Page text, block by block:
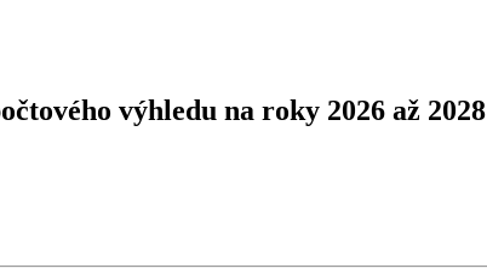
výhledu na roky 2026 až 2028